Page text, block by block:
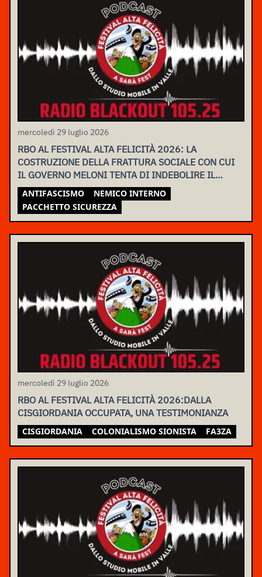
mercoledì 29 luglio 2026
RBO AL FESTIVAL ALTA FELICITÀ 2026: LA
COSTRUZIONE DELLA FRATTURA SOCIALE CON CUI
IL GOVERNO MELONI TENTA DI INDEBOLIRE IL
MOVIMENTO
ANTIFASCISMO
NEMICO INTERNO
PACCHETTO SICUREZZA
mercoledì 29 luglio 2026
RBO AL FESTIVAL ALTA FELICITÀ 2026:DALLA
CISGIORDANIA OCCUPATA, UNA TESTIMONIANZA
CISGIORDANIA COLONIALISMO SIONISTA FA3ZA